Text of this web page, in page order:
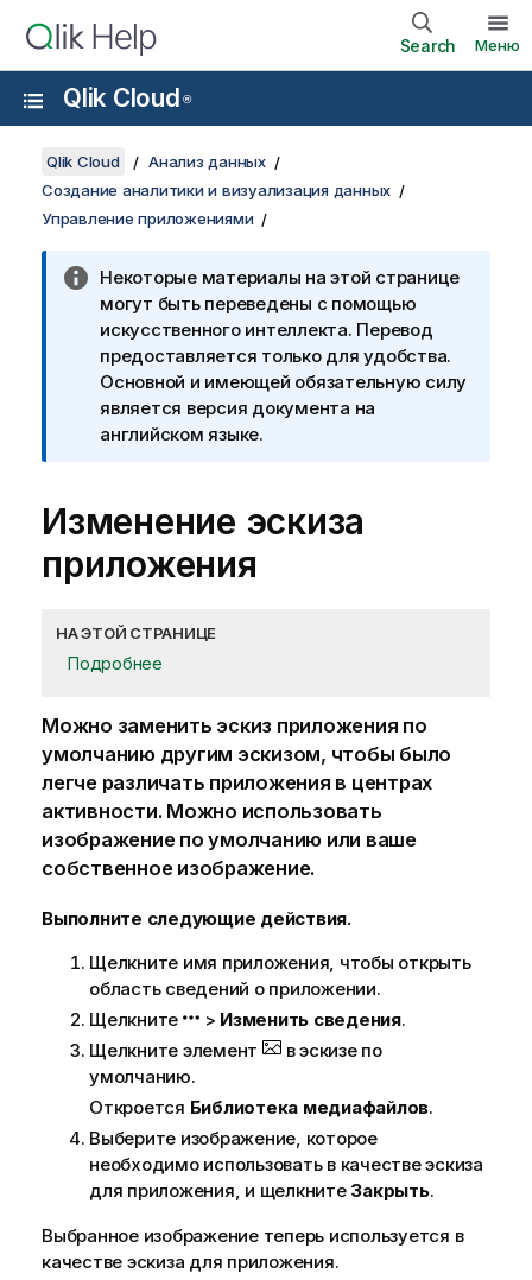
Search Меню
Qlik Cloud ®
Qlik Cloud
Анализ данных
Создание аналитики и визуализация данных
Управление приложениями
Некоторые материалы на этой странице
могут быть переведены с помощью
искусственного интеллекта. Перевод
предоставляется только для удобства.
Основной и имеющей обязательную силу
является версия документа на
английском языке.
Изменение эскиза
приложения
НА ЭТОЙ СТРАНИЦЕ
Подробнее
Можно заменить эскиз приложения по
умолчанию другим эскизом, чтобы было
легче различать приложения в центрах
активности. Можно использовать
изображение по умолчанию или ваше
собственное изображение.
Выполните следующие действия.
Щелкните имя приложения, чтобы открыть
область сведений о приложении.
Щелкните
> Изменить сведения.
Щелкните элемент
в эскизе по
умолчанию.
Откроется Библиотека медиафайлов.
Выберите изображение, которое
необходимо использовать в качестве эскиза
для приложения, и щелкните Закрыть.
Выбранное изображение теперь используется в
качестве эскиза для приложения.